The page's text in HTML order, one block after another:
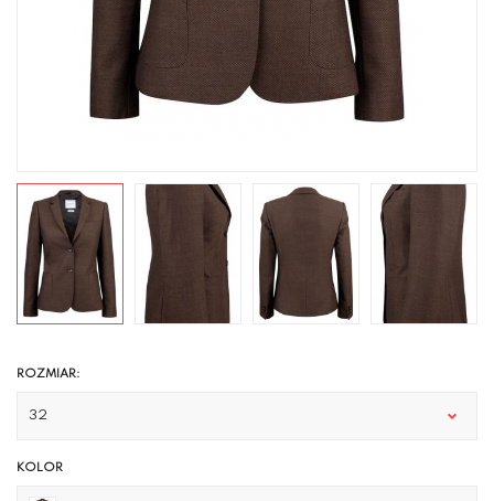
ROZMIAR:
32
KOLOR